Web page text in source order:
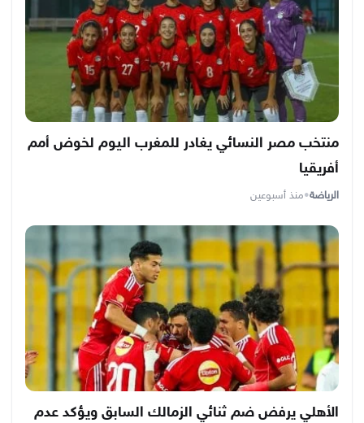
منتخب مصر النسائي يغادر للمغرب اليوم لخوض أمم
أفريقيا
الرياضة•منذ أسبوعين
الأهلي يرفض ضم ثنائي الزمالك السابق ويؤكد عدم